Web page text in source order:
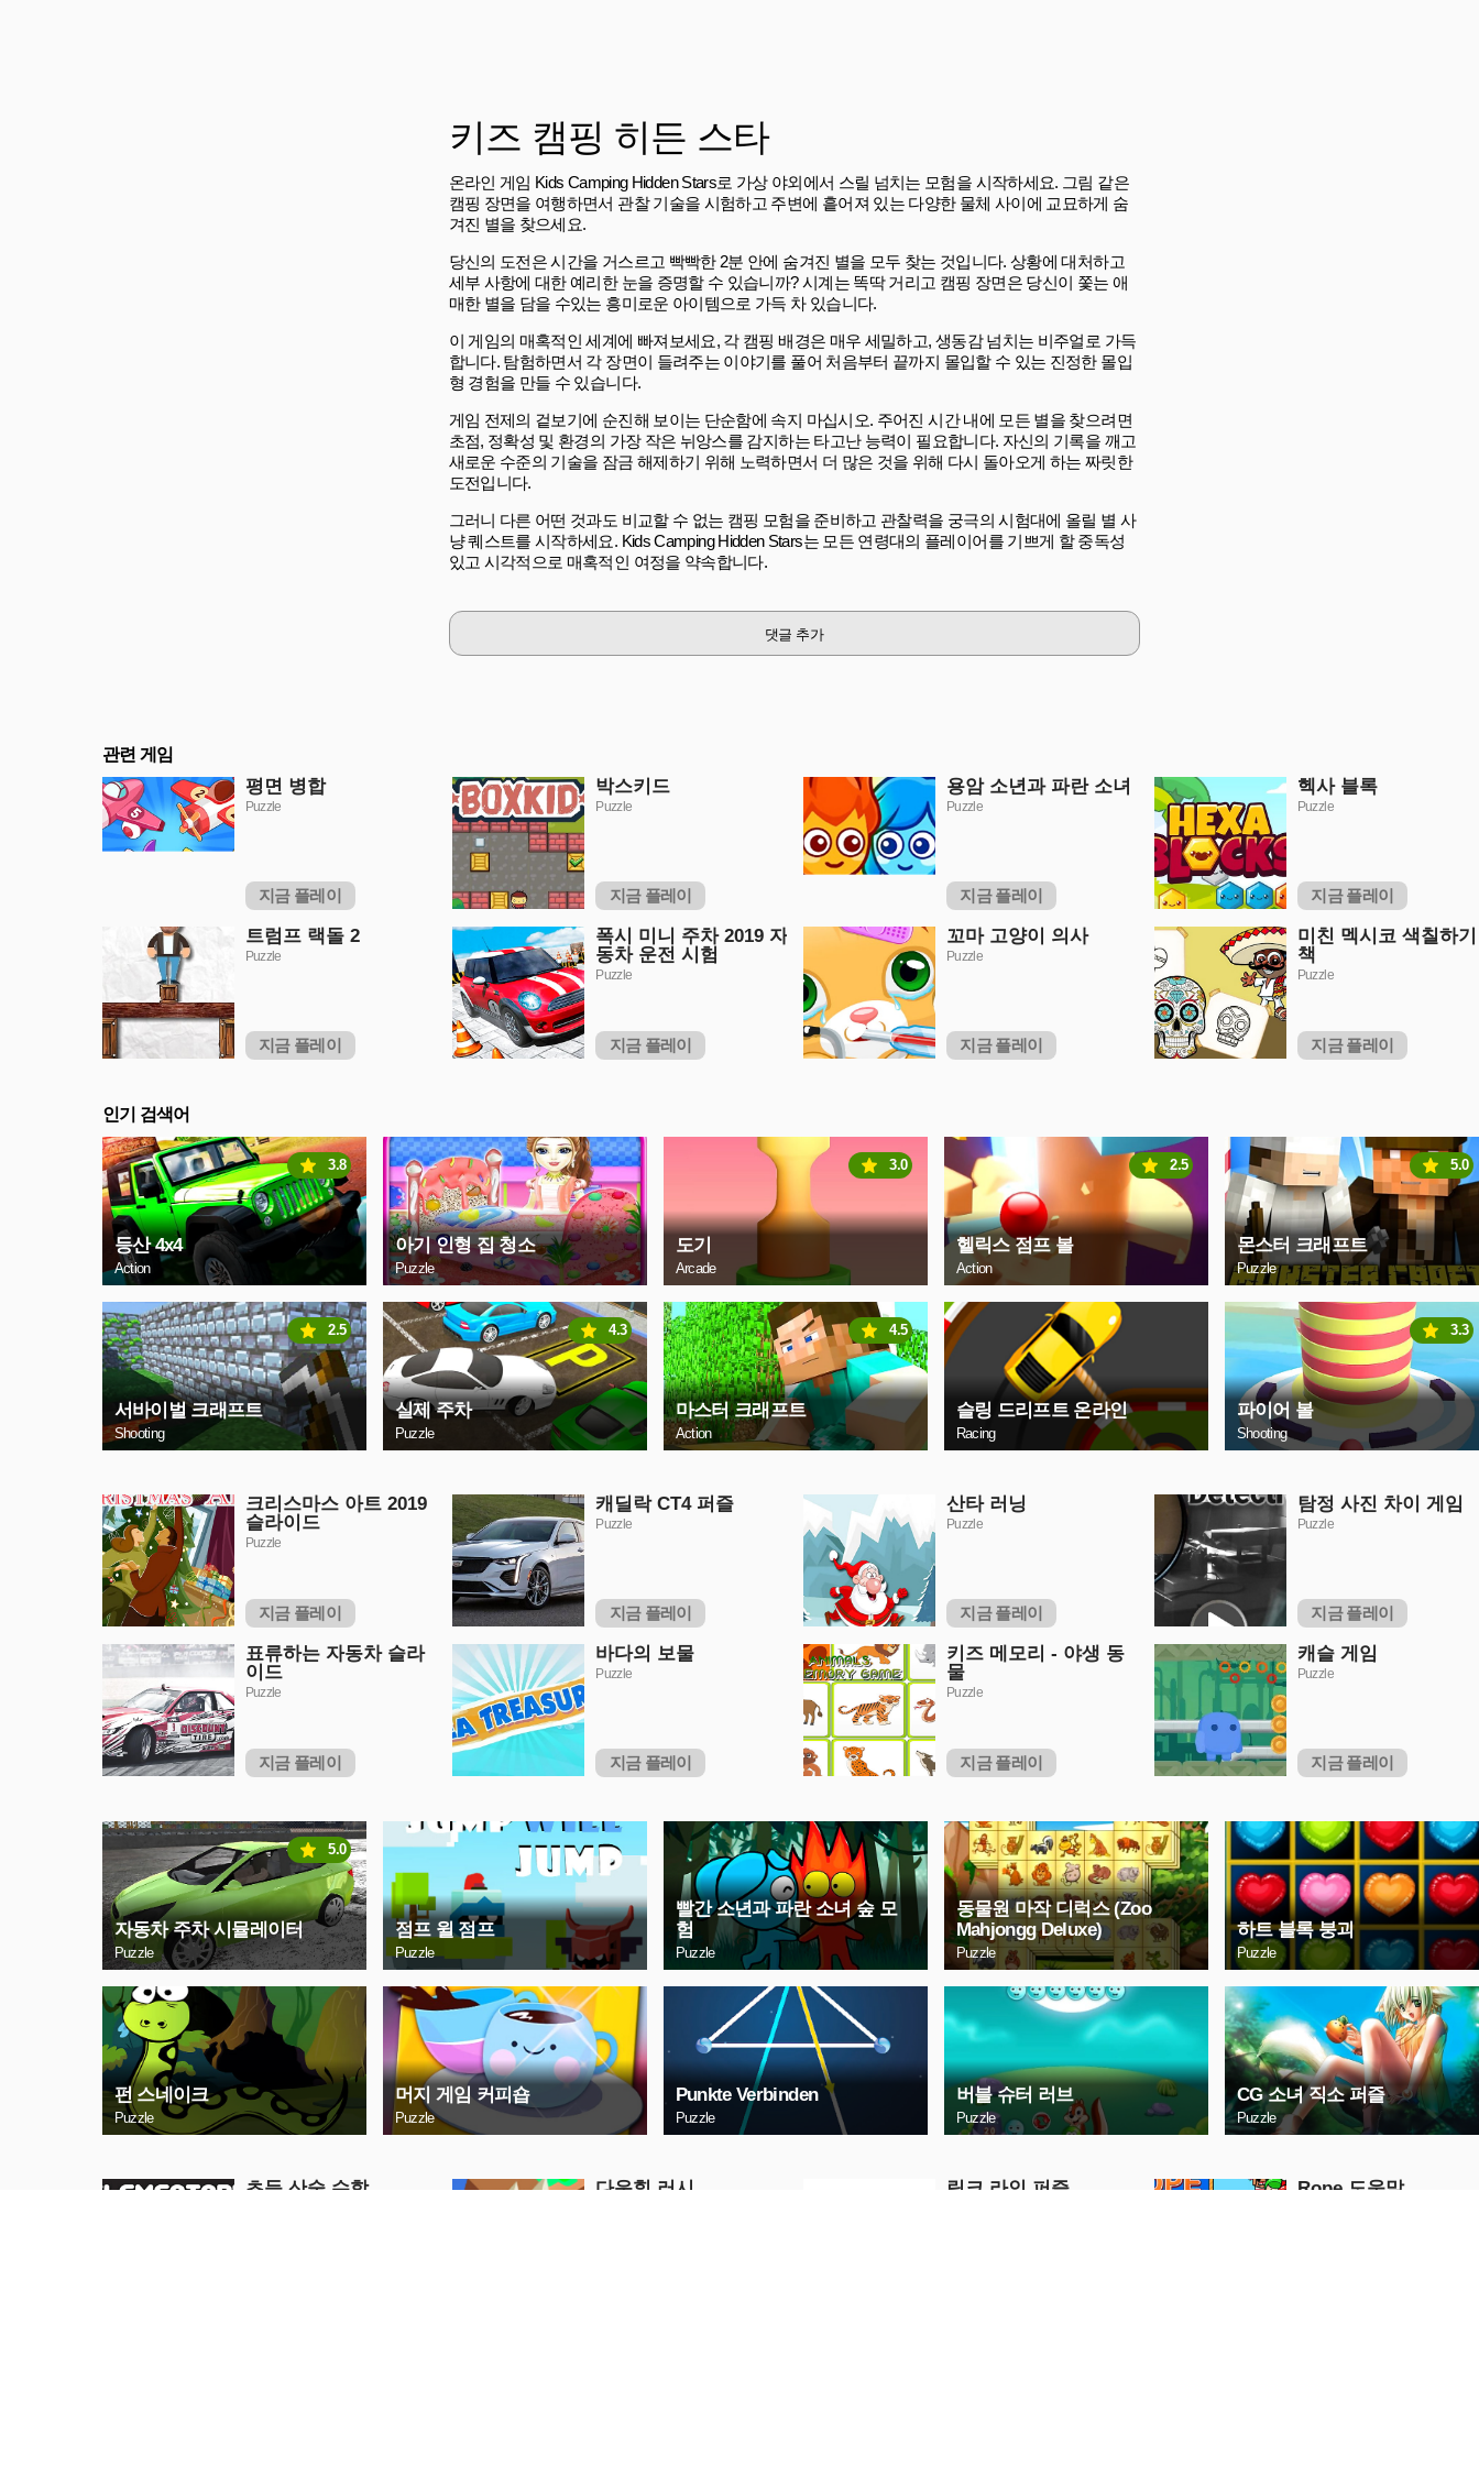
키즈 캠핑 히든 스타
온라인 게임 Kids Camping Hidden Stars로 가상 야외에서 스릴 넘치는 모험을 시작하세요. 그림 같은
캠핑 장면을 여행하면서 관찰 기술을 시험하고 주변에 흩어져 있는 다양한 물체 사이에 교묘하게 숨
겨진 별을 찾으세요.
당신의 도전은 시간을 거스르고 빡빡한 2분 안에 숨겨진 별을 모두 찾는 것입니다. 상황에 대처하고
세부 사항에 대한 예리한 눈을 증명할 수 있습니까? 시계는 똑딱 거리고 캠핑 장면은 당신이 쫓는 애
매한 별을 담을 수있는 흥미로운 아이템으로 가득 차 있습니다.
이 게임의 매혹적인 세계에 빠져보세요, 각 캠핑 배경은 매우 세밀하고, 생동감 넘치는 비주얼로 가득
합니다. 탐험하면서 각 장면이 들려주는 이야기를 풀어 처음부터 끝까지 몰입할 수 있는 진정한 몰입
형 경험을 만들 수 있습니다.
게임 전제의 겉보기에 순진해 보이는 단순함에 속지 마십시오. 주어진 시간 내에 모든 별을 찾으려면
초점, 정확성 및 환경의 가장 작은 뉘앙스를 감지하는 타고난 능력이 필요합니다. 자신의 기록을 깨고
새로운 수준의 기술을 잠금 해제하기 위해 노력하면서 더 많은 것을 위해 다시 돌아오게 하는 짜릿한
도전입니다.
그러니 다른 어떤 것과도 비교할 수 없는 캠핑 모험을 준비하고 관찰력을 궁극의 시험대에 올릴 별 사
냥 퀘스트를 시작하세요. Kids Camping Hidden Stars는 모든 연령대의 플레이어를 기쁘게 할 중독성
있고 시각적으로 매혹적인 여정을 약속합니다.
댓글 추가
관련 게임
평면 병합
Puzzle
지금 플레이
박스키드
Puzzle
지금 플레이
용암 소년과 파란 소녀
Puzzle
지금 플레이
헥사 블록
Puzzle
지금 플레이
트럼프 랙돌 2
Puzzle
지금 플레이
폭시 미니 주차 2019 자
동차 운전 시험
Puzzle
지금 플레이
꼬마 고양이 의사
Puzzle
지금 플레이
미친 멕시코 색칠하기
책
Puzzle
지금 플레이
인기 검색어
등산 4x4
Action
3.8
아기 인형 집 청소
Puzzle
도기
Arcade
3.0
헬릭스 점프 볼
Action
2.5
몬스터 크래프트
Puzzle
5.0
서바이벌 크래프트
Shooting
2.5
실제 주차
Puzzle
4.3
마스터 크래프트
Action
4.5
슬링 드리프트 온라인
Racing
파이어 볼
Shooting
3.3
크리스마스 아트 2019
슬라이드
Puzzle
지금 플레이
캐딜락 CT4 퍼즐
Puzzle
지금 플레이
산타 러닝
Puzzle
지금 플레이
탐정 사진 차이 게임
Puzzle
지금 플레이
표류하는 자동차 슬라
이드
Puzzle
지금 플레이
바다의 보물
Puzzle
지금 플레이
키즈 메모리 - 야생 동
물
Puzzle
지금 플레이
캐슬 게임
Puzzle
지금 플레이
자동차 주차 시뮬레이터
Puzzle
5.0
점프 윌 점프
Puzzle
빨간 소년과 파란 소녀 숲 모
험
Puzzle
동물원 마작 디럭스 (Zoo
Mahjongg Deluxe)
Puzzle
하트 블록 붕괴
Puzzle
펀 스네이크
Puzzle
머지 게임 커피숍
Puzzle
Punkte Verbinden
Puzzle
버블 슈터 러브
Puzzle
CG 소녀 직소 퍼즐
Puzzle
초등 산술 수학 다운힐 러시 링크 라인 퍼즐 Ropе 도움말